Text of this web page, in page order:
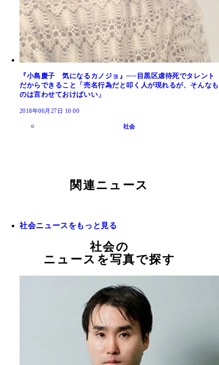
『小島慶子 気になるカノジョ』──目黒区虐待死でタレント
だからできること「売名行為だと叩く人が現れるが、そんなも
のは言わせておけばいい」
2018年06月27日 10:00
社会
関連ニュース
社会ニュースをもっと見る
社会の
ニュースを写真で探す